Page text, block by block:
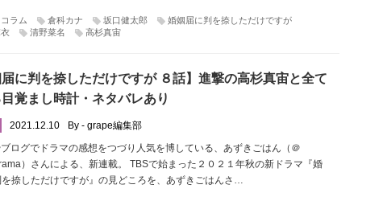
コラム 倉科カナ 坂口健太郎
婚姻届に判を捺しただけですが
清野菜名 高杉真宙
届に判を捺しただけですが ８話】進撃の高杉真宙と全て
覚まし時計・ネタバレあり
2021.12.10
By - grape編集部
ログでドラマの感想をつづり人気を博している、あずきごはん（＠
）さんによる、新連載。 TBSで始まった２０２１年秋の新ドラマ『婚
捺しただけですが』の見どころを、あずきごはんさ…